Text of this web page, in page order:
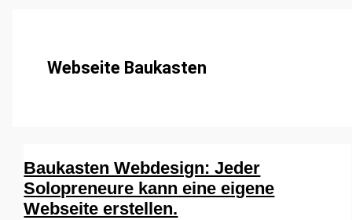
Webseite Baukasten
Baukasten Webdesign: Jeder
Solopreneure kann eine eigene
Webseite erstellen.